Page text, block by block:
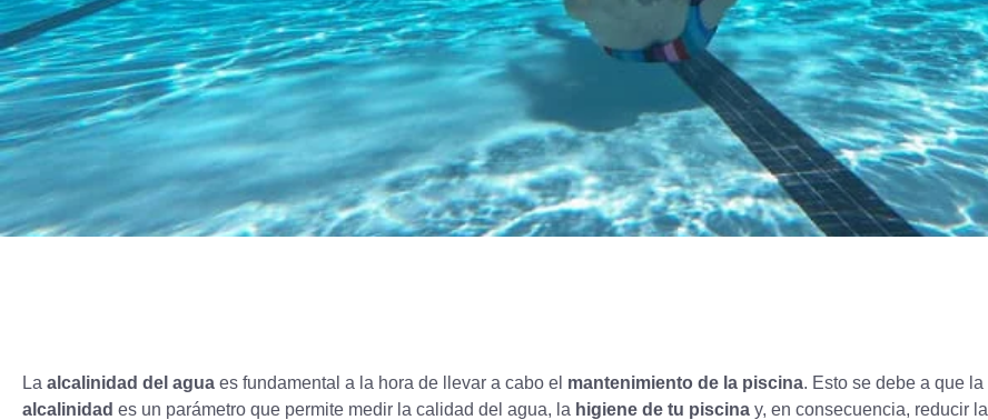
La alcalinidad del agua es fundamental a la hora de llevar a cabo el mantenimiento de la piscina. Esto se debe a que la
alcalinidad es un parámetro que permite medir la calidad del agua, la higiene de tu piscina y, en consecuencia, reducir la